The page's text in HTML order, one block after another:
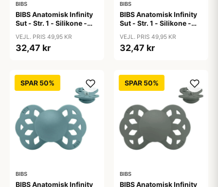
BIBS
BIBS Anatomisk Infinity
Sut - Str. 1 - Silikone -
VEJL. PRIS 49,95 KR
32,47 kr
BIBS
BIBS Anatomisk Infinity
Sut - Str. 1 - Silikone -
VEJL. PRIS 49,95 KR
32,47 kr
SPAR 50%
BIBS
BIBS Anatomisk Infinity
SPAR 50%
BIBS
BIBS Anatomisk Infinity